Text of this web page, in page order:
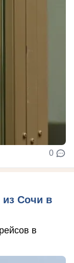
0
из Сочи в
в